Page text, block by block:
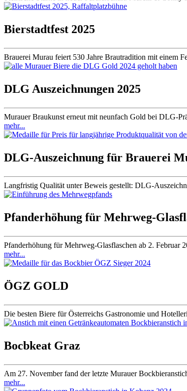
Bierstadtfest 2025
Brauerei Murau feiert 530 Jahre Brautradition mit einem
DLG Auszeichnungen 2025
Murauer Braukunst erneut mit neunfach Gold bei DLG-
mehr...
DLG-Auszeichnung für Brauerei
Langfristig Qualität unter Beweis gestellt: DLG-
Pfanderhöhung für Mehrweg-
Pfanderhöhung für Mehrweg-Glasflaschen ab 2. Februar
mehr...
ÖGZ GOLD
Die besten Biere für Österreichs Gastronomie und
Bocbkeat Graz
Am 27. November fand der letzte Murauer
mehr...